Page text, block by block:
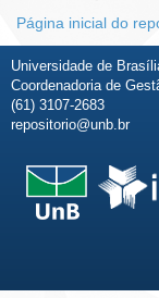
Página inicial do
Universidade de
Coordenadoria de
(61) 3107-2683
repositorio@unb.br